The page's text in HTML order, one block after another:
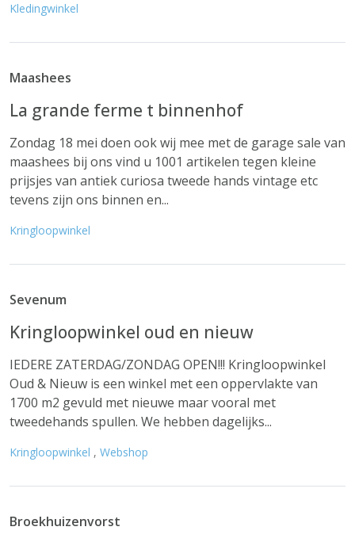
Kledingwinkel
Maashees
La grande ferme t binnenhof
Zondag 18 mei doen ook wij mee met de garage sale van
maashees bij ons vind u 1001 artikelen tegen kleine
prijsjes van antiek curiosa tweede hands vintage etc
tevens zijn ons binnen en...
Kringloopwinkel
Sevenum
Kringloopwinkel oud en nieuw
IEDERE ZATERDAG/ZONDAG OPEN!!! Kringloopwinkel
Oud & Nieuw is een winkel met een oppervlakte van
1700 m2 gevuld met nieuwe maar vooral met
tweedehands spullen. We hebben dagelijks...
Kringloopwinkel , Webshop
Broekhuizenvorst